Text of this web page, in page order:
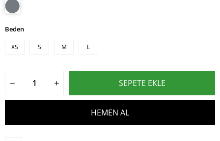
Beden
XS S M L